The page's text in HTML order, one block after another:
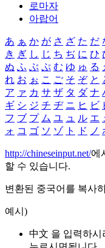
로마자
아랍어
あ ぁ か が さ ざ た だ
き ぎ し じ ち ぢ に ひ
ぬ ふ ぶ ぷ む ゆ ゅ る
れ お ぉ こ ご そ ぞ と
ア ァ カ サ ザ タ ダ ナ
ギ シ ジ チ ヂ ニ ヒ ビ
フ ブ プ ム ユ ュ ル エ
ォ コ ゴ ソ ゾ ト ド ノ
http://chineseinput.net/에
할 수 있습니다.
변환된 중국어를 복사
예시)
中文 을 입력하시